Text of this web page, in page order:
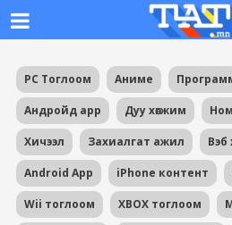
PC Тоглоом Аниме
Андройд app Дуу хөгжим
Хичээл Захиалгат ажил Вэб
Android App iPhone контент
Wii тоглоом XBOX тоглоом